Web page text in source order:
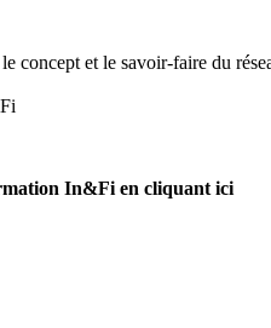
concept et le savoir-faire du
In&Fi en cliquant ici